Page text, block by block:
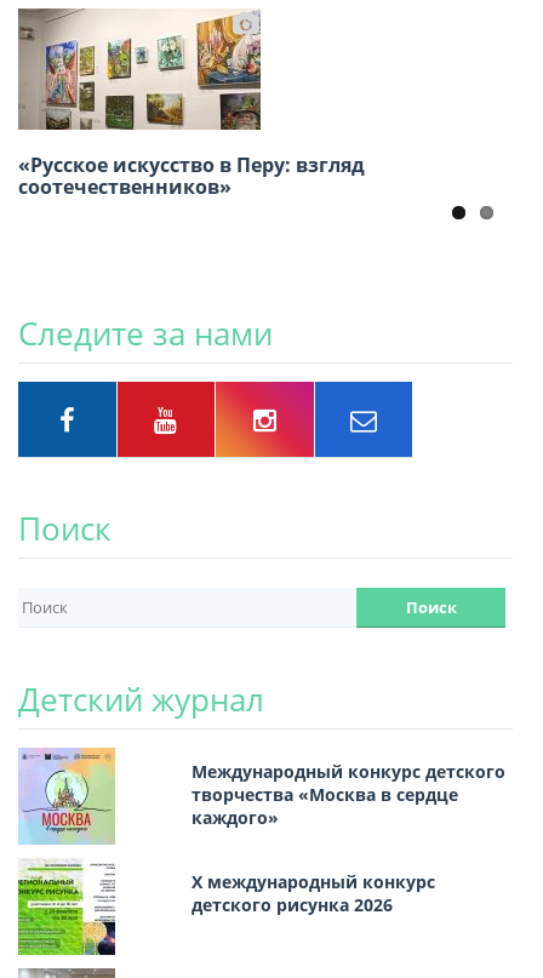
«Русское искусство в Перу: взгляд
соотечественников»
В Лиме прошёл XI Детский фестиваль
русского творчества «Весёлые нотки»
Следите за нами
Поиск
Детский журнал
Международный конкурс детского
творчества «Москва в сердце
каждого»
Х международный конкурс
детского рисунка 2026